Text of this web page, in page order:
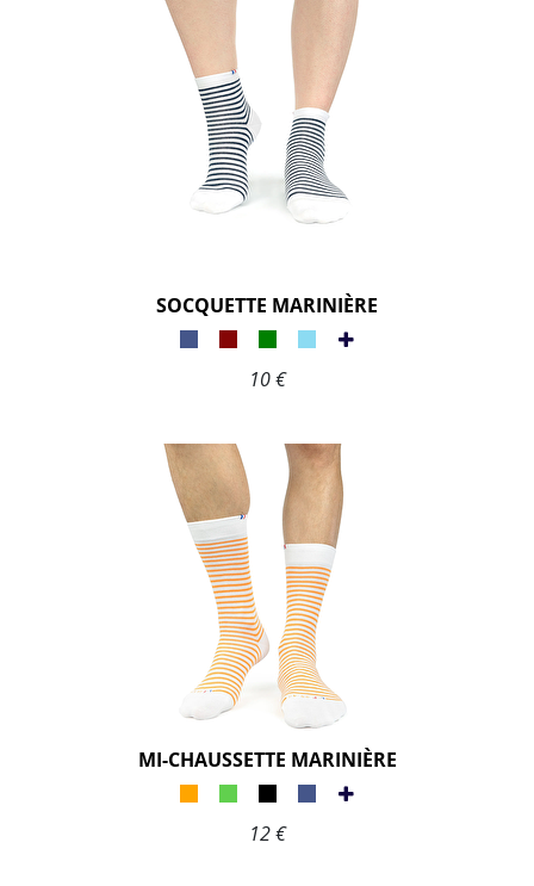
SOCQUETTE MARINIÈRE
10 €
MI-CHAUSSETTE MARINIÈRE
12 €